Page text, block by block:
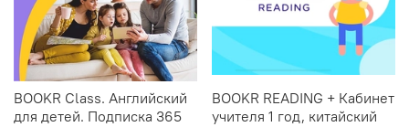
BOOKR Class. Английский
для детей. Подписка 365
BOOKR READING + Кабинет
учителя 1 год, китайский